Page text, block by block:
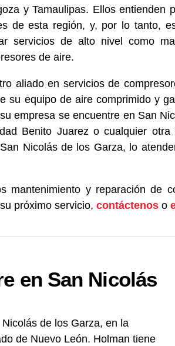
y Tamaulipas. Ellos entienden
de esta región, y, por lo tanto,
servicios de alto nivel como
de aire.
aliado en servicios de
su equipo de aire comprimido y
empresa se encuentre en San
Benito Juarez o cualquier
Nicolás de los Garza, lo
mantenimiento y reparación de
próximo servicio, contáctenos o
en San Nicolás
de los Garza, en la
de Nuevo León. Holman tiene